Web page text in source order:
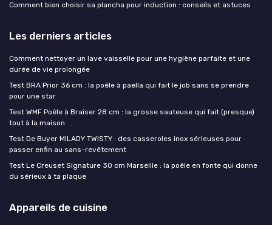
Comment bien choisir sa plancha pour induction : conseils et astuces
Les derniers articles
Comment nettoyer un lave vaisselle pour une hygiène parfaite et une
durée de vie prolongée
Test BRA Prior 36 cm : la poêle à paella qui fait le job sans se prendre
pour une star
Test WMF Poêle à Braiser 28 cm : la grosse sauteuse qui fait (presque)
tout à la maison
Test De Buyer MILADY TWISTY : des casseroles inox sérieuses pour
passer enfin au sans-revêtement
Test Le Creuset Signature 30 cm Marseille : la poêle en fonte qui donne
du sérieux à ta plaque
Appareils de cuisine